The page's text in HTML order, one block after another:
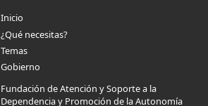
Inicio
¿Qué necesitas?
Temas
Gobierno
Fundación de Atención y Soporte a la
Dependencia y Promoción de la Autonomía